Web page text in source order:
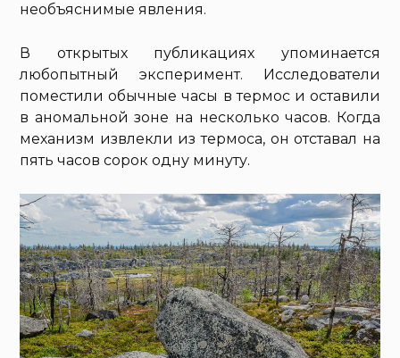
необъяснимые явления.
В открытых публикациях упоминается
любопытный эксперимент. Исследователи
поместили обычные часы в термос и оставили
в аномальной зоне на несколько часов. Когда
механизм извлекли из термоса, он отставал на
пять часов сорок одну минуту.